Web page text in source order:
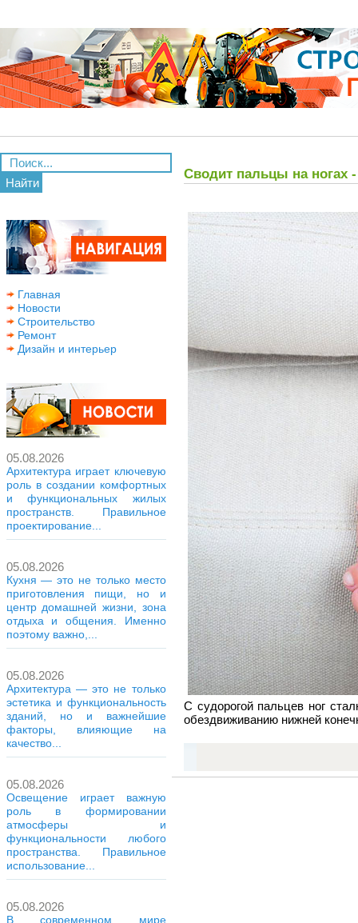
Найти
Главная
Новости
Строительство
Ремонт
Дизайн и интерьер
05.08.2026
Архитектура играет ключевую
роль в создании комфортных
и функциональных жилых
пространств. Правильное
проектирование...
05.08.2026
Кухня — это не только место
приготовления пищи, но и
центр домашней жизни, зона
отдыха и общения. Именно
поэтому важно,...
05.08.2026
Архитектура — это не только
эстетика и функциональность
зданий, но и важнейшие
факторы, влияющие на
качество...
05.08.2026
Освещение играет важную
роль в формировании
атмосферы и
функциональности любого
пространства. Правильное
использование...
05.08.2026
В современном мире
Сводит пальцы на ногах
С судорогой пальцев ног
обездвиживанию нижней